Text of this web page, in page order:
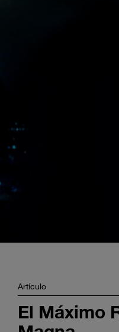
Artículo
El Máximo